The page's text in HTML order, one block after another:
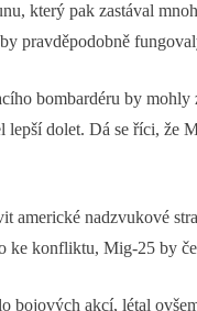
který pak zastával
pravděpodobně
bombardéru by
lepší dolet. Dá se říci,
americké nadzvukové
ke konfliktu, Mig-25 by
bojových akcí, létal